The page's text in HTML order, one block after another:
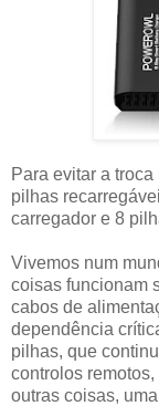
Para evitar a
pilhas
carregador e 8
Vivemos num
coisas funcionam
cabos de
dependência
pilhas, que
controlos
outras coisas,